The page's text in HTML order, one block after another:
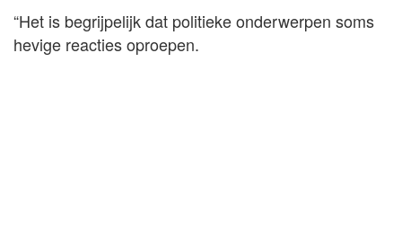
“Het is begrijpelijk dat politieke onderwerpen soms
hevige reacties oproepen.